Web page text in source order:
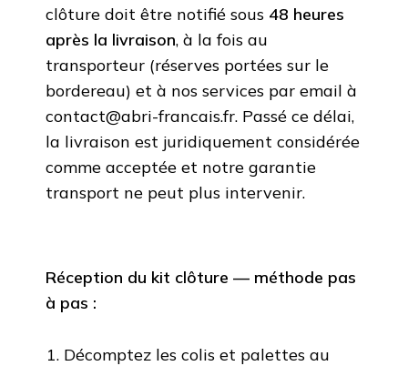
clôture doit être notifié sous 48 heures
après la livraison, à la fois au
transporteur (réserves portées sur le
bordereau) et à nos services par email à
contact@abri-francais.fr. Passé ce délai,
la livraison est juridiquement considérée
comme acceptée et notre garantie
transport ne peut plus intervenir.
Réception du kit clôture — méthode pas
à pas :
Décomptez les colis et palettes au